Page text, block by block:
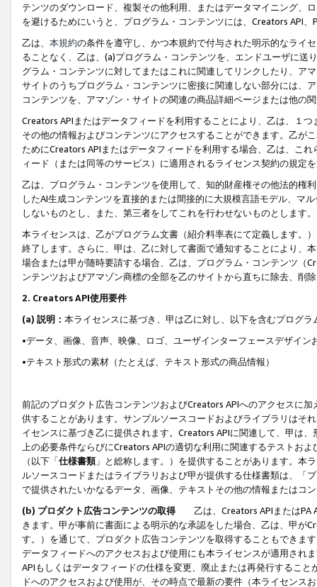
テンツのダウンロード、複製その他利用、またはデータマイニング、
を避けるためにいうと、プログラム・コンテンツには、Creators API
乙は、 本規約の条件を遵守し、かつ本規約で付与された明示的なライ
ることなく、乙は、(a)プログラム・コンテンツを、エンドユーザに
グラム・コンテンツに対してまたはこれに関連してリンクしたり、ア
サイトのうちプログラム・コンテンツに密接に関連しない部分には、
コンテンツを、アマゾン・サイトの関連の商品詳細ページまたは他の
Creators APIまたはデータフィードを利用することにより、乙は、１
その他の情報およびコンテンツにアクセスすることができます。乙が
ためにCreators APIまたはデータフィードを利用する場合、乙は、こ
ィード（または同等のサービス）に適用されるライセンス契約の規定
乙は、プログラム・コンテンツを使用して、知的財産権その他法的権
したAI生成コンテンツを直接的または間接的に大規模言語モデル、マ
しないものとし、また、第三者をしてこれを行わせないものとします。
本ライセンスは、乙がプログラム文書（紹介料率表にて定義します。
終了します。さらに、甲は、乙に対して書面で通知することにより、
場合または甲が随時要請する場合、乙は、プログラム・コンテンツ（
ンテンツおよびアマゾン商標の全部を乙のサイトから直ちに除去、削
2. Creators API使用要件
(a) 説明： 本ライセンスに基づき、甲は乙に対し、以下を含むプログ
•データ、画像、音声、映像、ロゴ、ユーザインターフェースデザイ
•テキスト形式の素材（たとえば、テキスト形式の商品情報）
前記のプロダクト広告コンテンツおよびCreators APIへのアクセスに
供することがあります。サンプルソースコードおよびライブラリはそ
イセンスに基づき乙に提供されます。Creators APIに関連して、甲は
上の必要条件ならびにCreators APIの適切な利用に関連するテストお
（以下「仕様書類」と総称します。）を提供することがあります。本
ルソースコードまたはライブラリおよび甲が提供する仕様書類は、「
で提供されたいかなるデータ、画像、テキストその他の情報またはコ
(b) プロダクト広告コンテンツの取得
乙は、Creators APIまたはPA
きます。甲が事前に書面による明示的な承認をした場合、乙は、甲が
す。）を通じて、プロダクト広告コンテンツを取得することもできま
データフィードへのアクセスおよび使用にも本ライセンスが適用され
APIもしくはデータフィードの仕様を変更、廃止または再発行するこ
ドへのアクセスおよび使用が、その時点で最新の要件（本ライセン